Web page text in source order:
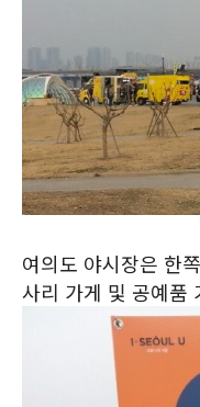
여의도 야시장은 한
사리 가게 및 공예품